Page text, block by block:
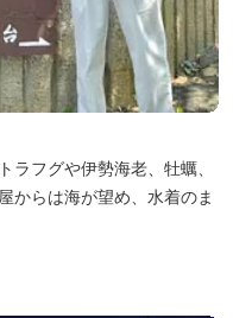
フグや伊勢海老、牡蠣、
からは海が望め、水着のま